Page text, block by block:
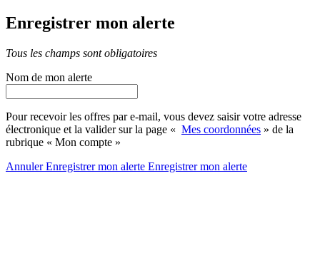
Enregistrer mon alerte
Tous les champs sont obligatoires
Nom de mon alerte
Pour recevoir les offres par e-mail, vous devez saisir votre adresse
électronique et la valider sur la page « Mes coordonnées » de la
rubrique « Mon compte »
AnnulerEnregistrer mon alerte Enregistrermon alerte